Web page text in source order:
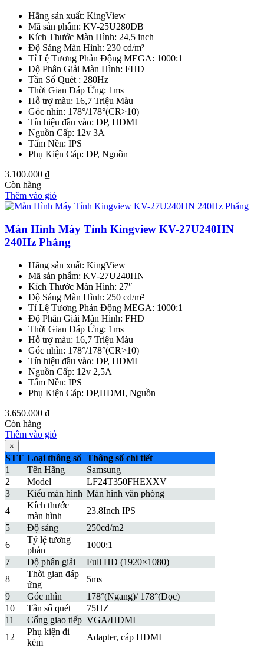
Hãng sản xuất: KingView
Mã sản phẩm: KV-25U280DB
Kích Thước Màn Hình: 24,5 inch
Độ Sáng Màn Hình: 230 cd/m²
Tỉ Lệ Tương Phản Động MEGA: 1000:1
Độ Phân Giải Màn Hình: FHD
Tần Số Quét : 280Hz
Thời Gian Đáp Ứng: 1ms
Hỗ trợ màu: 16,7 Triệu Màu
Góc nhìn: 178°/178°(CR>10)
Tín hiệu đầu vào: DP, HDMI
Nguồn Cấp: 12v 3A
Tấm Nền: IPS
Phụ Kiện Cáp: DP, Nguồn
3.100.000 ₫
Còn hàng
Thêm vào giỏ
Màn Hình Máy Tính Kingview KV-27U240HN
240Hz Phẳng
Hãng sản xuất: KingView
Mã sản phẩm: KV-27U240HN
Kích Thước Màn Hình: 27″
Độ Sáng Màn Hình: 250 cd/m²
Tỉ Lệ Tương Phản Động MEGA: 1000:1
Độ Phân Giải Màn Hình: FHD
Thời Gian Đáp Ứng: 1ms
Hỗ trợ màu: 16,7 Triệu Màu
Góc nhìn: 178°/178°(CR>10)
Tín hiệu đầu vào: DP, HDMI
Nguồn Cấp: 12v 2,5A
Tấm Nền: IPS
Phụ Kiện Cáp: DP,HDMI, Nguồn
3.650.000 ₫
Còn hàng
Thêm vào giỏ
×
STT Loại thông số Thông số chi tiết
1
Tên Hãng
Samsung
2
Model
LF24T350FHEXXV
3
Kiểu màn hình Màn hình văn phòng
4
Kích thước
màn hình
23.8Inch IPS
5
Độ sáng
250cd/m2
6
Tỷ lệ tương
phản
1000:1
7
Độ phân giải
Full HD (1920×1080)
8
Thời gian đáp
ứng
5ms
9
Góc nhìn
178°(Ngang)/ 178°(Dọc)
10
Tần số quét
75HZ
11
Cổng giao tiếp VGA/HDMI
12
Phụ kiện đi
kèm
Adapter, cáp HDMI